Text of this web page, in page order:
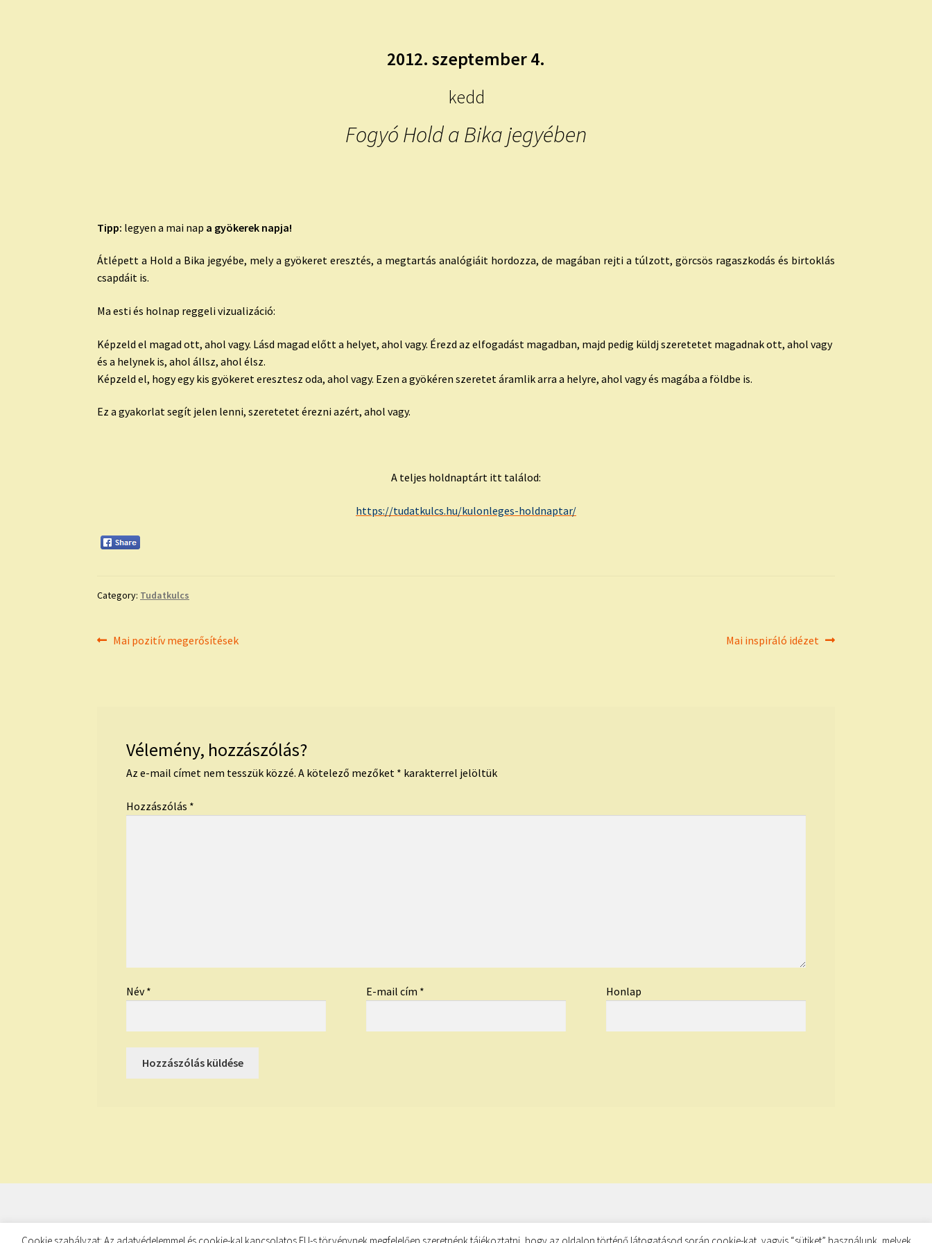
2012. szeptember 4.
kedd
Fogyó Hold a Bika jegyében
Tipp: legyen a mai nap a gyökerek napja!
Átlépett a Hold a Bika jegyébe, mely a gyökeret eresztés, a megtartás analógiáit hordozza, de magában rejti a túlzott, görcsös ragaszkodás és birtoklás
csapdáit is.
Ma esti és holnap reggeli vizualizáció:
Képzeld el magad ott, ahol vagy. Lásd magad előtt a helyet, ahol vagy. Érezd az elfogadást magadban, majd pedig küldj szeretetet magadnak ott, ahol vagy
és a helynek is, ahol állsz, ahol élsz.
Képzeld el, hogy egy kis gyökeret eresztesz oda, ahol vagy. Ezen a gyökéren szeretet áramlik arra a helyre, ahol vagy és magába a földbe is.
Ez a gyakorlat segít jelen lenni, szeretetet érezni azért, ahol vagy.
A teljes holdnaptárt itt találod:
https://tudatkulcs.hu/kulonleges-holdnaptar/
Category: Tudatkulcs
Bejegyzés
Previous
Mai pozitív megerősítések
Next
Mai inspiráló idézet
Vélemény, hozzászólás?
Az e-mail címet nem tesszük közzé. A kötelező mezőket * karakterrel jelöltük
Hozzászólás *
Név* E-mail cím * Honlap
© TUDATKULCS 2026